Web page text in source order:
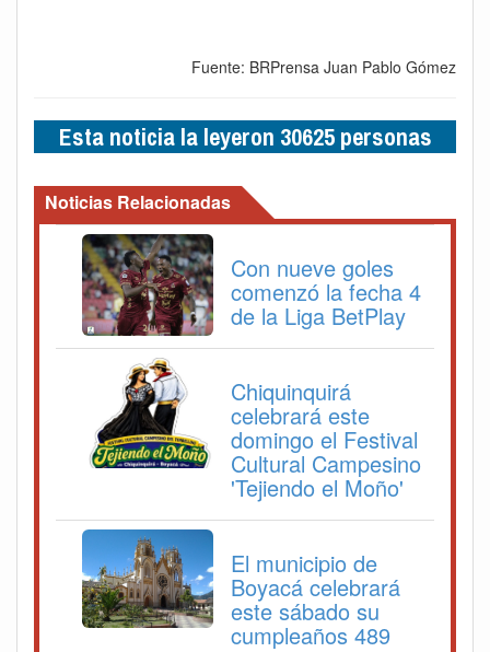
Fuente: BRPrensa Juan Pablo Gómez
Esta noticia la leyeron 30625 personas
Noticias Relacionadas
Con nueve goles
comenzó la fecha 4
de la Liga BetPlay
Chiquinquirá
celebrará este
domingo el Festival
Cultural Campesino
'Tejiendo el Moño'
El municipio de
Boyacá celebrará
este sábado su
cumpleaños 489